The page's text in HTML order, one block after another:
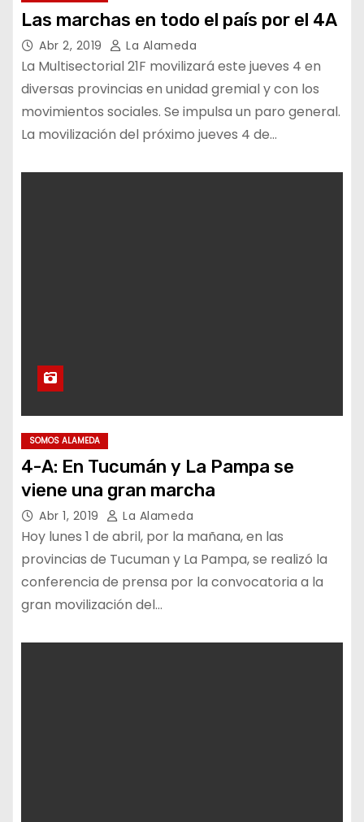
Las marchas en todo el país por el 4A
Abr 2, 2019 La Alameda
La Multisectorial 21F movilizará este jueves 4 en
diversas provincias en unidad gremial y con los
movimientos sociales. Se impulsa un paro general.
La movilización del próximo jueves 4 de…
SOMOS ALAMEDA
4-A: En Tucumán y La Pampa se
viene una gran marcha
Abr 1, 2019 La Alameda
Hoy lunes 1 de abril, por la mañana, en las
provincias de Tucuman y La Pampa, se realizó la
conferencia de prensa por la convocatoria a la
gran movilización del…